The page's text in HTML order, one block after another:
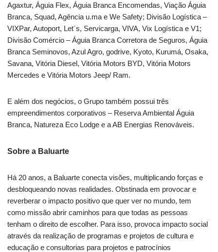
Agaxtur, Águia Flex, Águia Branca Encomendas, Viação Águia
Branca, Squad, Agência u.ma e We Safety; Divisão Logística –
VIXPar, Autoport, Let´s, Servicarga, VIVA, Vix Logística e V1;
Divisão Comércio – Águia Branca Corretora de Seguros, Águia
Branca Seminovos, Azul Agro, godrive, Kyoto, Kurumá, Osaka,
Savana, Vitória Diesel, Vitória Motors BYD, Vitória Motors
Mercedes e Vitória Motors Jeep/ Ram.
E além dos negócios, o Grupo também possui três
empreendimentos corporativos – Reserva Ambiental Águia
Branca, Natureza Eco Lodge e a AB Energias Renováveis.
Sobre a Baluarte
Há 20 anos, a Baluarte conecta visões, multiplicando forças e
desbloqueando novas realidades. Obstinada em provocar e
reverberar o impacto positivo que quer ver no mundo, tem
como missão abrir caminhos para que todas as pessoas
tenham o direito de escolher. Para isso, provoca impacto social
através da realização de programas e projetos de cultura e
educação e consultorias para projetos e patrocínios